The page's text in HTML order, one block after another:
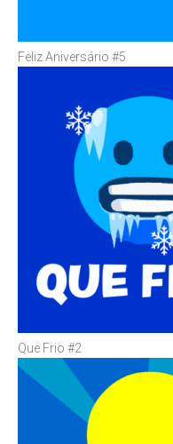
Feliz Aniversário #5
Que Frio #2